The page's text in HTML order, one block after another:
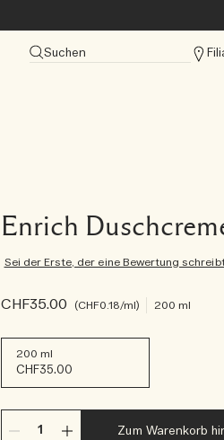
Suchen
Enrich
Sei der Erste, der eine Bewertung
CHF35.00 CHF0.18/ml 200 ml
200 ml
CHF35.00
Zum Warenkorb